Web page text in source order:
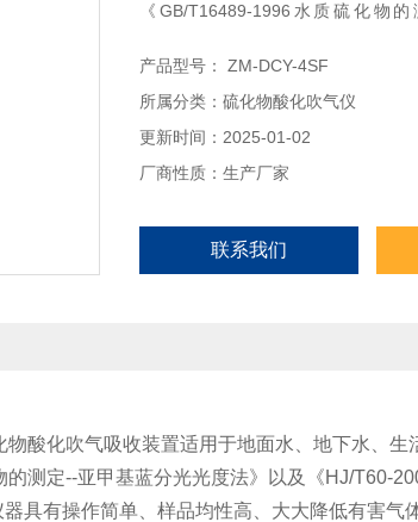
《GB/T16489-1996水质硫化物
处理要求，该仪器具有操作简单、
处理样品量大等特点.
产品型号： ZM-DCY-4SF
所属分类：硫化物酸化吹气仪
更新时间：2025-01-02
厂商性质：生产厂家
联系我们
物酸化吹气吸收装置适用于地面水、地下水、生
的测定--亚甲基蓝分光光度法》以及《HJ/T60-
具有操作简单、样品均性高、大大降低有害气